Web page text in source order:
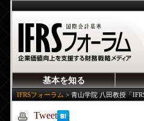
基本を知る
IFRSフォーラム > 青山学院 八田教授「
Tweet